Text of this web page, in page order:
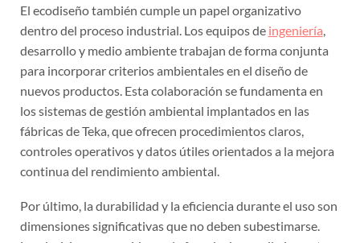
El ecodiseño también cumple un papel organizativo
dentro del proceso industrial. Los equipos de ingeniería
desarrollo y medio ambiente trabajan de forma conjunta
para incorporar criterios ambientales en el diseño de
nuevos productos. Esta colaboración se fundamenta en
los sistemas de gestión ambiental implantados en las
fábricas de Teka, que ofrecen procedimientos claros,
controles operativos y datos útiles orientados a la mejora
continua del rendimiento ambiental.
Por último, la durabilidad y la eficiencia durante el uso son
dimensiones significativas que no deben subestimarse.